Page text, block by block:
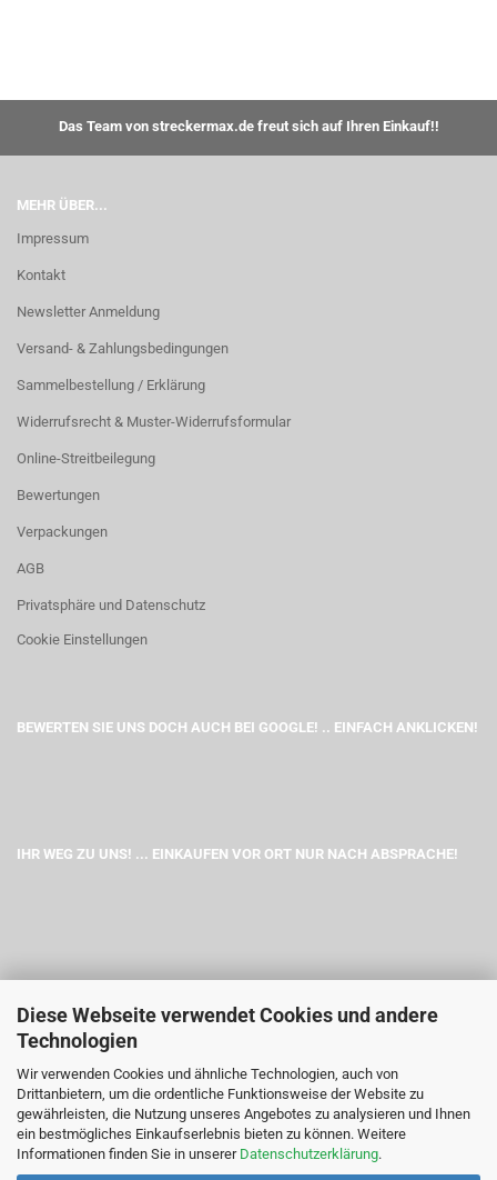
Diese Webseite verwendet Cookies und andere
Technologien
Wir verwenden Cookies und ähnliche Technologien, auch von
Drittanbietern, um die ordentliche Funktionsweise der Website zu
gewährleisten, die Nutzung unseres Angebotes zu analysieren und Ihnen
ein bestmögliches Einkaufserlebnis bieten zu können. Weitere
Informationen finden Sie in unserer Datenschutzerklärung.
Das Team von streckermax.de freut sich auf Ihren Einkauf!!
MEHR ÜBER...
Impressum
Kontakt
Newsletter Anmeldung
Versand- & Zahlungsbedingungen
Sammelbestellung / Erklärung
Widerrufsrecht & Muster-Widerrufsformular
Online-Streitbeilegung
Bewertungen
Verpackungen
AGB
Privatsphäre und Datenschutz
Cookie Einstellungen
BEWERTEN SIE UNS DOCH AUCH BEI GOOGLE! .. EINFACH ANKLICKEN!
IHR WEG ZU UNS! ... EINKAUFEN VOR ORT NUR NACH ABSPRACHE!